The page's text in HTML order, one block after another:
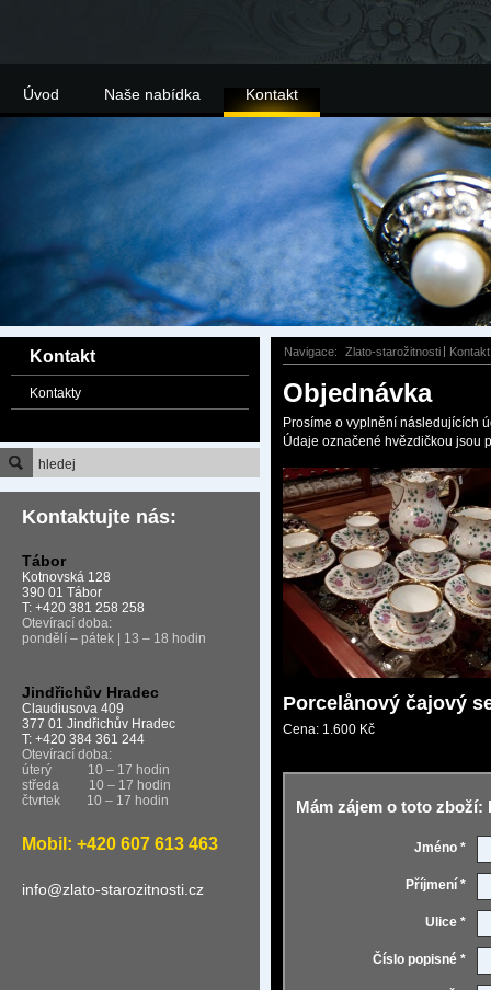
Úvod Naše nabídka Kontakt
Kontakt
Kontakty
Kontaktujte nás:
Tábor
Kotnovská 128
390 01 Tábor
T: +420 381 258 258
Otevírací doba:
pondělí – pátek | 13 – 18 hodin
Jindřichův Hradec
Claudiusova 409
377 01 Jindřichův Hradec
T: +420 384 361 244
Otevírací doba:
úterý 10 – 17 hodin
středa 10 – 17 hodin
čtvrtek 10 – 17 hodin
Mobil: +420 607 613 463
info@zlato-starozitnosti.cz
Navigace: Zlato-starožitnosti Kontakt
Objednávka
Prosíme o vyplnění následujících
Údaje označené hvězdičkou jsou
Porcelånový čajový
Cena: 1.600 Kč
Mám zájem o toto zboží:
Jméno *
Příjmení *
Ulice *
Číslo popisné *